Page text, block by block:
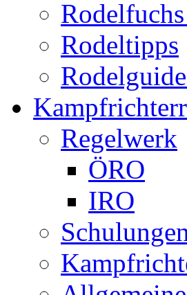
Rodeltipps
Regelwerk
ÖRO
IRO